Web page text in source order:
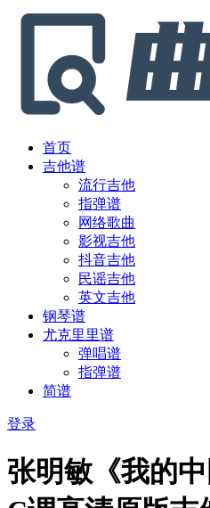
首页
吉他谱
流行吉他
指弹谱
网络歌曲
影视吉他
抖音吉他
民谣吉他
英文吉他
钢琴谱
尤克里里谱
弹唱谱
指弹谱
简谱
登录
张明敏《我的中